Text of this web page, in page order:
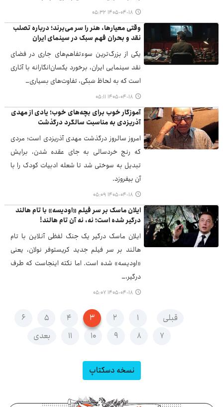
۱۴۰۵-۰۴-۱۸ ۰۵:۳۲
وقتی معیارها، هنر را سر می‌برند؛ درباره تصلب
نقد و بحران فهم سبک در سینمای ایران
یکی از بزرگ‌ترین سوءتفاهم‌های جاری در فضای
نقد سینمایی ایران، برخورد یکسان‌انگارانه با آثاری
است که به لحاظ سَبکی، تفاوت‌های بسیاری…
۱۴۰۵-۰۴-۱۸ ۰۵:۱۱
آموزگار خوب برای بچه‌های خوب؛ یادی از مهدی
آذریزدی به مناسبت سالگرد درگذشت
امروز سالروز درگذشت مهدی آذریزدی است؛ مردی
که رنج خردسالی به جای عقده شدن، برایش
تبدیل به سوختی شد تا شعله ادبیات کودک را با
آن بیفروزد.
۱۴۰۵-۰۴-۱۸ ۰۵:۰۹
ایلان ماسک بر سر فیلم «اودیسه» با تام هالند
درگیر شده است؛ نه، نه آن تام هالند!
ایلان ماسک درگیر یک جنگ لفظی آنلاین با تام
هالند بر سر فیلم جدید کریستوفر نولان، یعنی
«اودیسه» شده است. اما نکته اینجاست که طرف
درگیر،…
۱۴۰۵-۰۴-۱۸ ۰۵:۰۷
قبلی ۱ ۲ ۳ ۴ ۵
۶
۷
۸ ۹ ۱۰ ۱۱ بعدی
نسخه دسکتاپ